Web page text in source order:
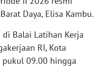
Daya, Elisa Kambu.
Balai Latihan Kerja
RI, Kota
pukul 09.00 hingga